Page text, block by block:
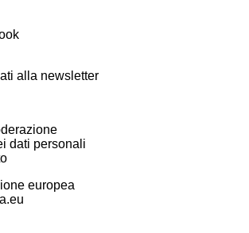
alla newsletter
dati personali